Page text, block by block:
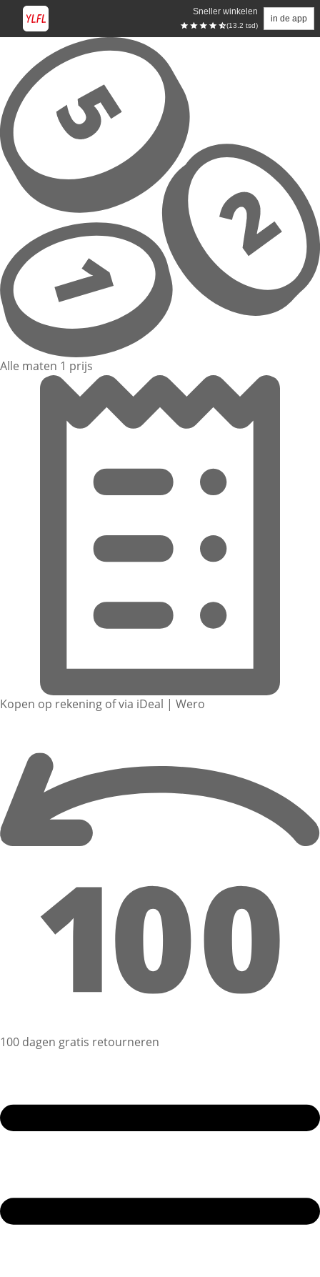
Sneller winkelen
(13.2 tsd)
in de app
Overslaan naar hoofdinhoud
Alle maten 1 prijs
Kopen op rekening of via iDeal | Wero
100 dagen gratis retourneren